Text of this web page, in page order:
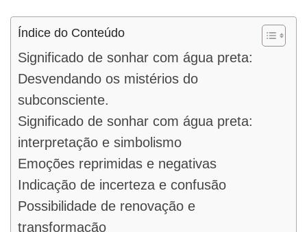
Índice do Conteúdo
Significado de sonhar com água preta:
Desvendando os mistérios do
subconsciente.
Significado de sonhar com água preta:
interpretação e simbolismo
Emoções reprimidas e negativas
Indicação de incerteza e confusão
Possibilidade de renovação e
transformação